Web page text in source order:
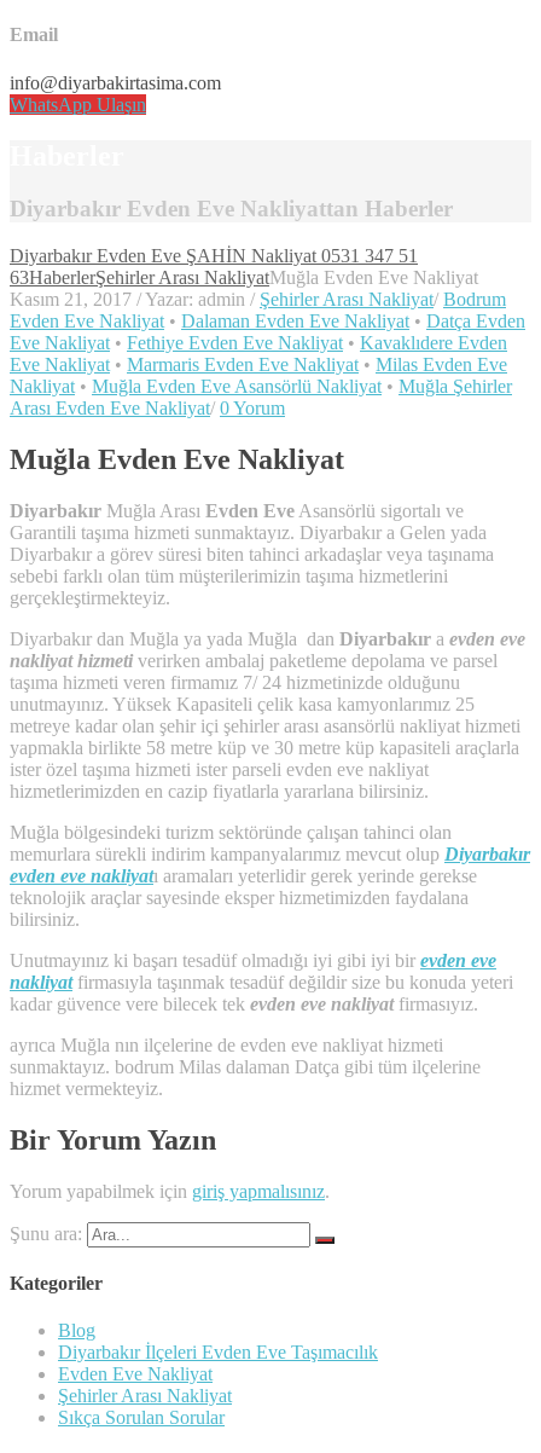
Email
info@diyarbakirtasima.com
WhatsApp Ulaşın
Diyarbakır Evden Eve Nakliyattan Haberler
Diyarbakır Evden Eve ŞAHİN Nakliyat 0531 347 51
63HaberlerŞehirler Arası NakliyatMuğla Evden Eve Nakliyat
Kasım 21, 2017 /Yazar: admin / Şehirler Arası Nakliyat/ Bodrum
Evden Eve Nakliyat • Dalaman Evden Eve Nakliyat • Datça Evden
Eve Nakliyat • Fethiye Evden Eve Nakliyat • Kavaklıdere Evden
Eve Nakliyat • Marmaris Evden Eve Nakliyat • Milas Evden Eve
Nakliyat • Muğla Evden Eve Asansörlü Nakliyat • Muğla Şehirler
Arası Evden Eve Nakliyat/ 0 Yorum
Muğla Evden Eve Nakliyat
Diyarbakır Muğla Arası Evden Eve Asansörlü sigortalı ve
Garantili taşıma hizmeti sunmaktayız. Diyarbakır a Gelen yada
Diyarbakır a görev süresi biten tahinci arkadaşlar veya taşınama
sebebi farklı olan tüm müşterilerimizin taşıma hizmetlerini
gerçekleştirmekteyiz.
Diyarbakır dan Muğla ya yada Muğla dan Diyarbakır a evden eve
nakliyat hizmetiverirken ambalaj paketleme depolama ve parsel
taşıma hizmeti veren firmamız 7/ 24 hizmetinizde olduğunu
unutmayınız. Yüksek Kapasiteli çelik kasa kamyonlarımız 25
metreye kadar olan şehir içi şehirler arası asansörlü nakliyat hizmeti
yapmakla birlikte 58 metre küp ve 30 metre küp kapasiteli araçlarla
ister özel taşıma hizmeti ister parseli evden eve nakliyat
hizmetlerimizden en cazip fiyatlarla yararlana bilirsiniz.
Muğla bölgesindeki turizm sektöründe çalışan tahinci olan
memurlara sürekli indirim kampanyalarımız mevcut olup Diyarbakır
evden eve nakliyatı aramaları yeterlidir gerek yerinde gerekse
teknolojik araçlar sayesinde eksper hizmetimizden faydalana
bilirsiniz.
Unutmayınız ki başarı tesadüf olmadığı iyi gibi iyi bir evden eve
nakliyatfirmasıyla taşınmak tesadüf değildir size bu konuda yeteri
kadar güvence vere bilecek tek evden eve nakliyatfirmasıyız.
ayrıca Muğla nın ilçelerine de evden eve nakliyat hizmeti
sunmaktayız. bodrum Milas dalaman Datça gibi tüm ilçelerine
hizmet vermekteyiz.
Bir Yorum Yazın
Yorum yapabilmek için giriş yapmalısınız.
Şunu ara:
Kategoriler
Blog
Diyarbakır İlçeleri Evden Eve Taşımacılık
Evden Eve Nakliyat
Şehirler Arası Nakliyat
Sıkça Sorulan Sorular